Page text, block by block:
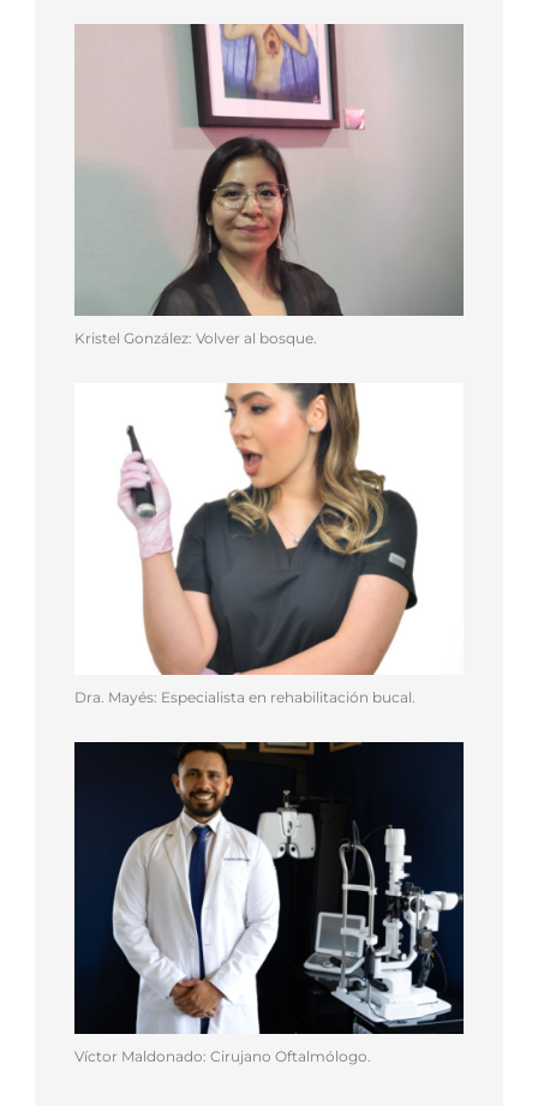
Kristel González: Volver al bosque.
Dra. Mayés: Especialista en rehabilitación bucal.
Víctor Maldonado: Cirujano Oftalmólogo.